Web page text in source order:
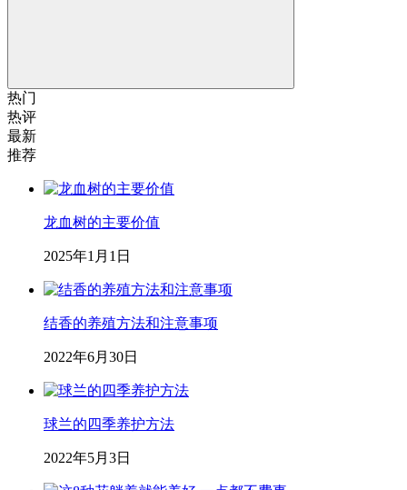
热门
热评
最新
推荐
龙血树的主要价值
2025年1月1日
结香的养殖方法和注意事项
2022年6月30日
球兰的四季养护方法
2022年5月3日